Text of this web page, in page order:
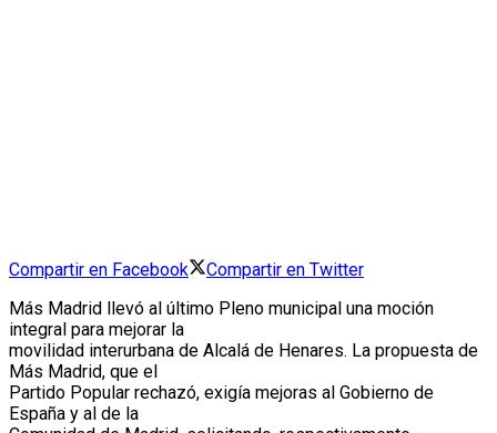
Compartir en Facebook
Compartir en Twitter
Más Madrid llevó al último Pleno municipal una moción
integral para mejorar la
movilidad interurbana de Alcalá de Henares. La propuesta de
Más Madrid, que el
Partido Popular rechazó, exigía mejoras al Gobierno de
España y al de la